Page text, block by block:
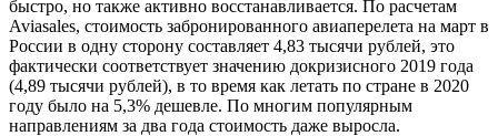
быстро, но также активно восстанавливается. По расчетам
Aviasales, стоимость забронированного авиаперелета на март в
России в одну сторону составляет 4,83 тысячи рублей, это
фактически соответствует значению докризисного 2019 года
(4,89 тысячи рублей), в то время как летать по стране в 2020
году было на 5,3% дешевле. По многим популярным
направлениям за два года стоимость даже выросла.